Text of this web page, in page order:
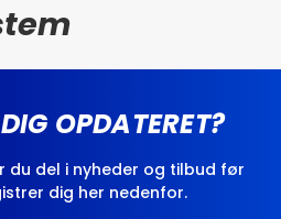
OPDATERET?
du del i nyheder og tilbud før
dig her nedenfor.